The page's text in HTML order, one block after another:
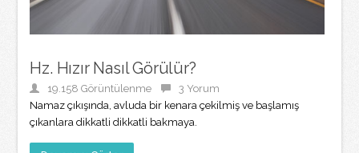
Hz. Hızır Nasıl Görülür?
19.158 Görüntülenme
3 Yorum
Namaz çıkışında, avluda bir kenara çekilmiş ve başlamış
çıkanlara dikkatli dikkatli bakmaya.